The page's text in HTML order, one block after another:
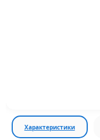
Характеристики